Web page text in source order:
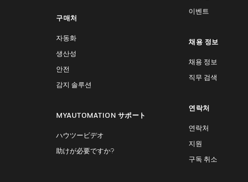
구매처
자동화
생산성
안전
감지 솔루션
MYAUTOMATION サポート
ハウツービデオ
助けが必要ですか?
이벤트
채용 정보
채용 정보
직무 검색
연락처
연락처
지원
구독 취소